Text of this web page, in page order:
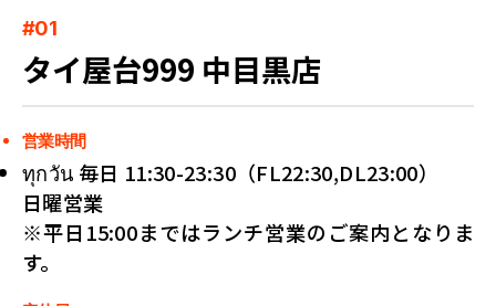
#01
タイ屋台999 中目黒店
営業時間
ทุกวัน 毎日 11:30-23:30（FL22:30,DL23:00）
日曜営業
※平日15:00まではランチ営業のご案内となりま
す。